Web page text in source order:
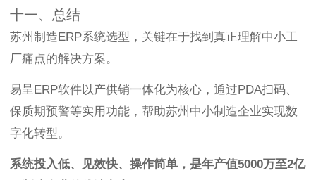
十一、总结
苏州制造ERP系统选型，关键在于找到真正理解中小工
厂痛点的解决方案。
易呈ERP软件以产供销一体化为核心，通过PDA扫码、
保质期预警等实用功能，帮助苏州中小制造企业实现数
字化转型。
系统投入低、见效快、操作简单，是年产值5000万至2亿